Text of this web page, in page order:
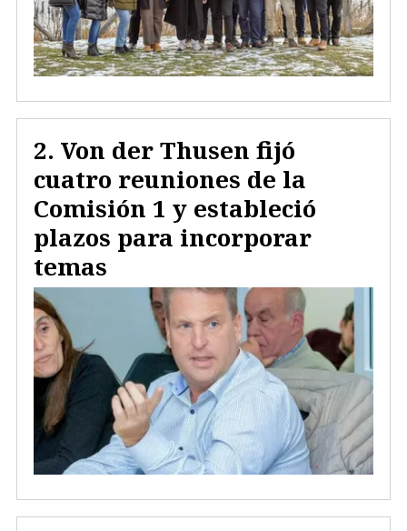
Von der Thusen fijó
cuatro reuniones de la
Comisión 1 y estableció
plazos para incorporar
temas